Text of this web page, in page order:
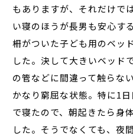
もありますが、それだけで
い寝のほうが長男も安心す
柵がついた子ども用のベッ
した。決して大きいベッド
の管などに間違って触らな
かなり窮屈な状態。特に1
で寝たので、朝起きたら身
した。そうでなくても、夜